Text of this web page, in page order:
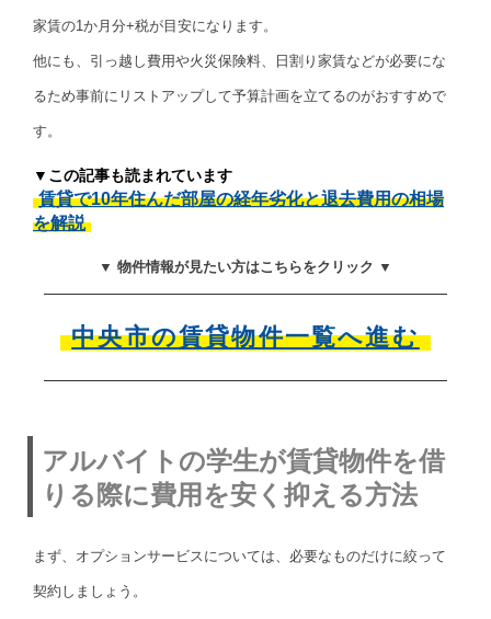
家賃の1か月分+税が目安になります。
他にも、引っ越し費用や火災保険料、日割り家賃などが必要にな
るため事前にリストアップして予算計画を立てるのがおすすめで
す。
▼この記事も読まれています
賃貸で10年住んだ部屋の経年劣化と退去費用の相場
を解説
▼ 物件情報が見たい方はこちらをクリック ▼
中央市の賃貸物件一覧へ進む
アルバイトの学生が賃貸物件を借
りる際に費用を安く抑える方法
まず、オプションサービスについては、必要なものだけに絞って
契約しましょう。